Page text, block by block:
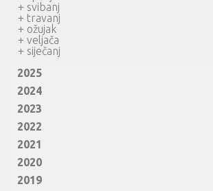
+ svibanj
+ travanj
+ ožujak
+ veljača
+ siječanj
2025
2024
2023
2022
2021
2020
2019